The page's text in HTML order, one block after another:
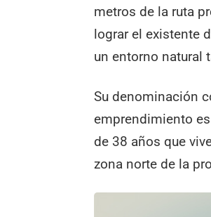
metros de la ruta
lograr el existente
un entorno natural
Su denominación
emprendimiento
de 38 años que
zona norte de la